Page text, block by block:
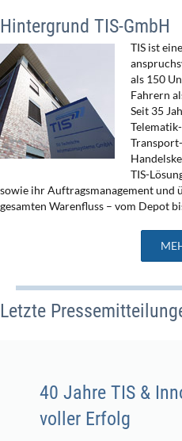
Hintergrund TIS-GmbH
TIS ist
als 150
Fahrern
Seit 35
TIS-
sowie ihr Auftragsmanagement und
gesamten Warenfluss – vom Depot
Letzte
40 Jahre TIS &
voller Erfolg